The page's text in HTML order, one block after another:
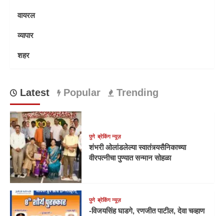
वायरल
व्यापार
शहर
Latest Popular Trending
पुणे ब्रेकिंग न्यूज़
शंभरी ओलांडलेल्या स्वातंत्र्यसैनिकाच्या
वीरपत्नीचा पुण्यात सन्मान सोहळा
पुणे ब्रेकिंग न्यूज़
-विजयसिंह घाडगे, रणजीत पाटील, देवा चव्हाण